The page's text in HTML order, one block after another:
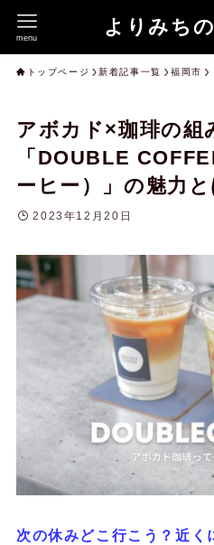
よりみち
menu
トップページ 新着記事一覧 福岡市
アボカド×珈琲の組
「DOUBLE
ーヒー）」の魅力
2023年12月20日
次の休みどこ行こう？近く